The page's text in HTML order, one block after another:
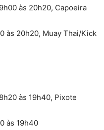
às 20h20, Capoeira
às 20h20, Muay Thai/Kick
às 19h40, Pixote
às 19h40